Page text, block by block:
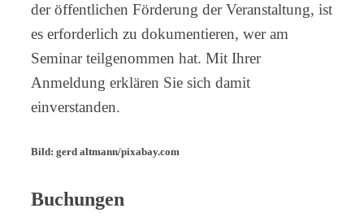
der öffentlichen Förderung der Veranstaltung, ist
es erforderlich zu dokumentieren, wer am
Seminar teilgenommen hat. Mit Ihrer
Anmeldung erklären Sie sich damit
einverstanden.
Bild: gerd altmann/pixabay.com
Buchungen